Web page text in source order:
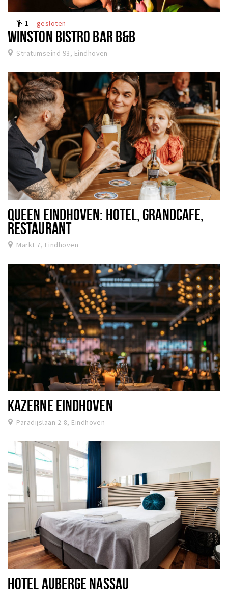
Winkels
Werken
Ook reclame maken?
Over Eindhovens Rondje
Inloggen
emoji_people 1 gesloten
WINSTON BISTRO BAR B&B
Stratumseind 93, Eindhoven
QUEEN EINDHOVEN: HOTEL, GRANDCAFE,
RESTAURANT
Markt 7, Eindhoven
KAZERNE EINDHOVEN
Paradijslaan 2-8, Eindhoven
HOTEL AUBERGE NASSAU